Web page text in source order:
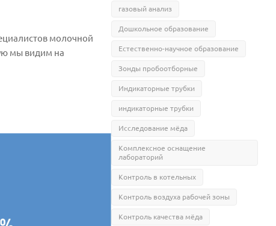
молочной
мы видим на
газовый анализ
Дошкольное образование
Естественно-научное образование
Зонды пробоотборные
Индикаторные трубки
индикаторные трубки
Исследование мёда
Комплексное оснащение
лабораторий
Контроль в котельных
Контроль воздуха рабочей зоны
Контроль качества мёда